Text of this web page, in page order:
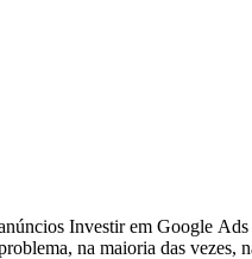
Investir em Google
na maioria das